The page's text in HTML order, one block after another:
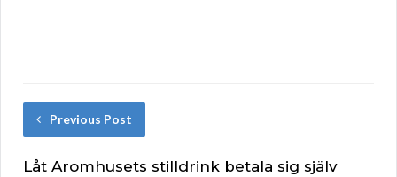
Previous Post
Låt Aromhusets stilldrink betala sig själv